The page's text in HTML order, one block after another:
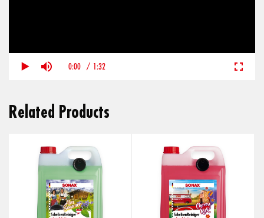
0:00 / 1:32
Related Products